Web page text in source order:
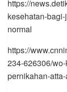
https://
kesehatan-
normal
https://
234-626306/
pernikahan-